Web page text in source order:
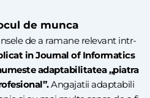
de munca
de a ramane relevant intr-
in Journal of Informatics
adaptabilitatea „piatra
Angajatii adaptabili